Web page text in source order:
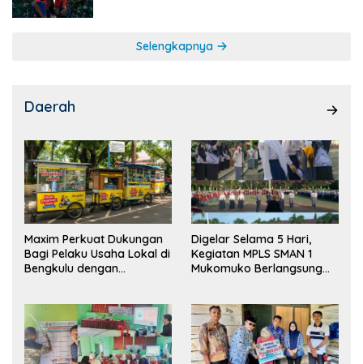
Selengkapnya
Daerah
Maxim Perkuat Dukungan
Bagi Pelaku Usaha Lokal di
Bengkulu dengan
Pasar
Digelar Selama 5 Hari,
Kegiatan MPLS SMAN 1
Mukomuko Berlangsung